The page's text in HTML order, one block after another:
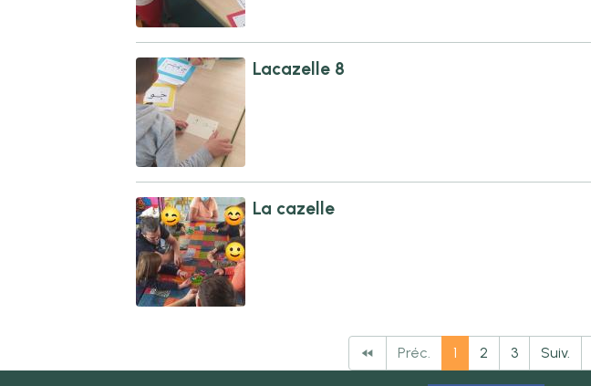
Lacazelle 8
La cazelle
Préc. 1 2 3 Suiv.